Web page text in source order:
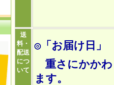
送
料・
配送
につ
いて
◎「お届け日」
重さにかかわ
ます。